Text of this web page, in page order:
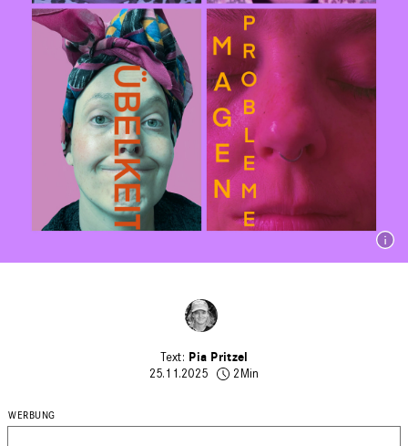
Pia Pritzel
25.11.2025
2Min